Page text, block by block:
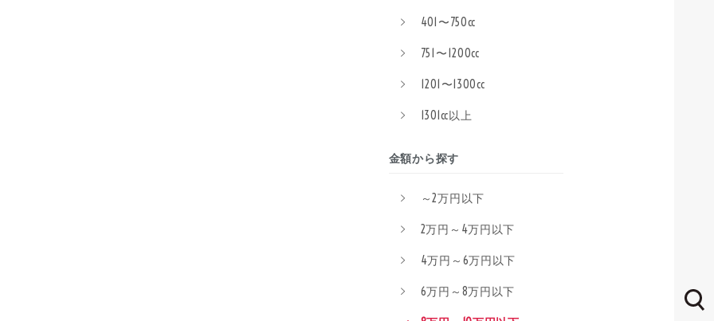
401〜750cc
751〜1200cc
1201〜1300cc
1301cc以上
金額から探す
～2万円以下
2万円～4万円以下
4万円～6万円以下
6万円～8万円以下